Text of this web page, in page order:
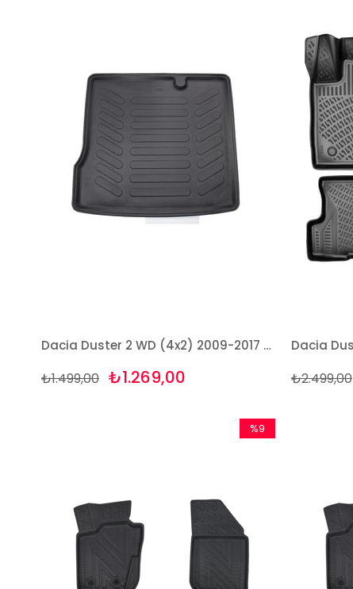
Dacia Duster 2 WD (4x2) 2009-2017 3D Bagaj Havuzu Rizline
₺1.269,00
₺1.499,00 ₺2.499,00
%9